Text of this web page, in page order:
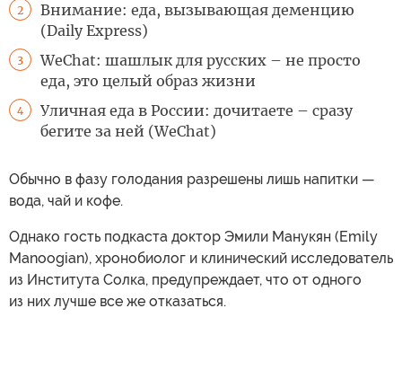
2
Внимание: еда, вызывающая деменцию
(Daily Express)
3
WeChat: шашлык для русских – не просто
еда, это целый образ жизни
4
Уличная еда в России: дочитаете – сразу
бегите за ней (WeChat)
Обычно в фазу голодания разрешены лишь напитки —
вода, чай и кофе.
Однако гость подкаста доктор Эмили Манукян (Emily
Manoogian), хронобиолог и клинический исследователь
из Института Солка, предупреждает, что от одного
из них лучше все же отказаться.